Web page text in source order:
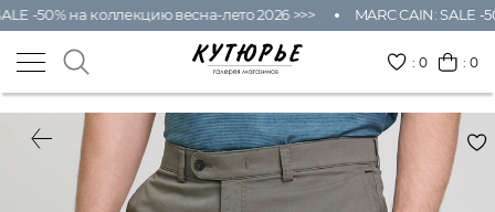
-50% на коллекцию весна-лето 2026 >>> MARC CAIN: SALE -
:0 : 0